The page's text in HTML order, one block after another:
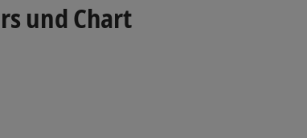
und Chart